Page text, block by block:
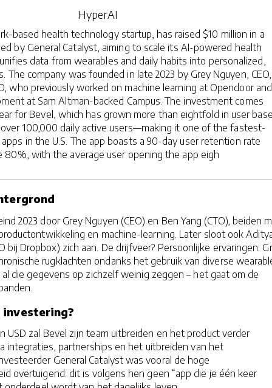
HyperAI
based health technology startup, has raised $10 million in a
by General Catalyst, aiming to scale its AI-powered health
data from wearables and daily habits into personalized,
The company was founded in late 2023 by Grey Nguyen, CEO,
who previously worked on machine learning at Opendoor and
at Sam Altman-backed Campus. The investment comes
for Bevel, which has grown more than eightfold in user
100,000 daily active users—making it one of the fastest-
in the U.S. The app boasts a 90-day user retention rate
80%, with the average user opening the app eigh
2023 door Grey Nguyen (CEO) en Ben Yang (CTO), beiden
en machine-learning. Later sloot ook
bij Dropbox) zich aan. De drijfveer? Persoonlijke ervaringen:
rugklachten ondanks het gebruik van diverse
die gegevens op zichzelf weinig zeggen – het gaat om de
USD zal Bevel zijn team uitbreiden en het product verder
integraties, partnerships en het uitbreiden van het
General Catalyst was vooral de hoge
overtuigend: dit is volgens hen geen “app die je één keer